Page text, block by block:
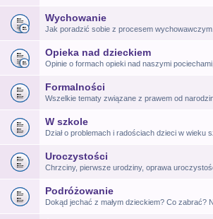
Wychowanie
Jak poradzić sobie z procesem
Opieka nad dzieckiem
Opinie o formach opieki nad naszymi
Formalności
Wszelkie tematy związane z prawem od
W szkole
Dział o problemach i radościach dzieci w wieku
Uroczystości
Chrzciny, pierwsze urodziny, oprawa
Podróżowanie
Dokąd jechać z małym dzieckiem? Co zabrać?